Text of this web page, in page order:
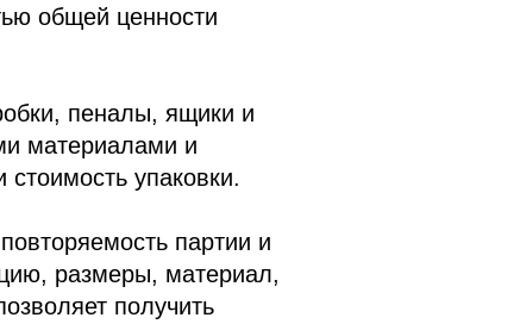
общей ценности
пеналы, ящики и
материалами и
упаковки.
партии и
размеры, материал,
получить